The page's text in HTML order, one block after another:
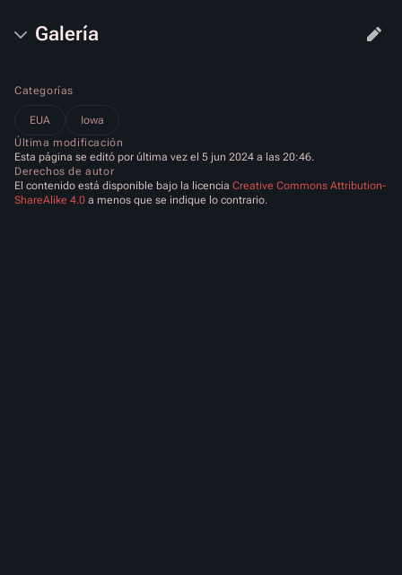
Galería
Categorías
EUA
Iowa
Última modificación
Esta página se editó por última vez el 5 jun 2024 a las 20:46.
Derechos de autor
El contenido está disponible bajo la licencia Creative Commons Attribution-
ShareAlike 4.0 a menos que se indique lo contrario.